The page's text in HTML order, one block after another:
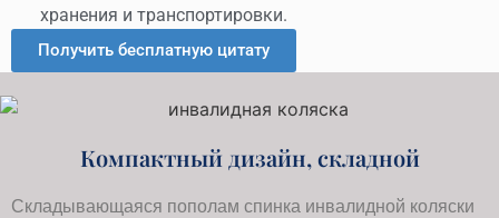
хранения и транспортировки.
Получить бесплатную цитату
Компактный дизайн, складной
Складывающаяся пополам спинка инвалидной коляски